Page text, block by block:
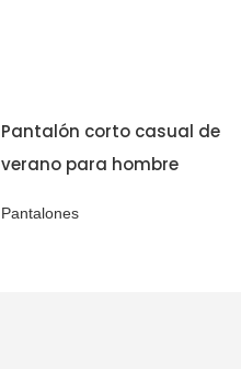
Pantalón corto casual de
verano para hombre
Pantalones